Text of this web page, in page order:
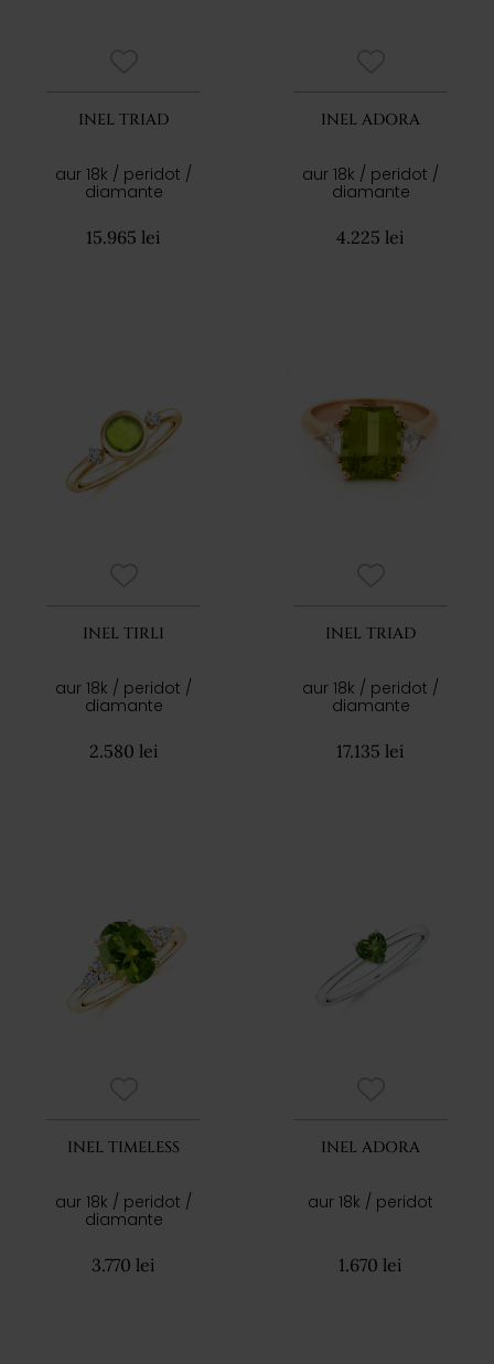
INEL TRIAD
aur 18k / peridot /
diamante
15.965 lei
INEL ADORA
aur 18k / peridot /
diamante
4.225 lei
INEL TIRLI
aur 18k / peridot /
diamante
2.580 lei
INEL TRIAD
aur 18k / peridot /
diamante
17.135 lei
INEL TIMELESS
aur 18k / peridot /
diamante
3.770 lei
INEL ADORA
aur 18k / peridot
1.670 lei